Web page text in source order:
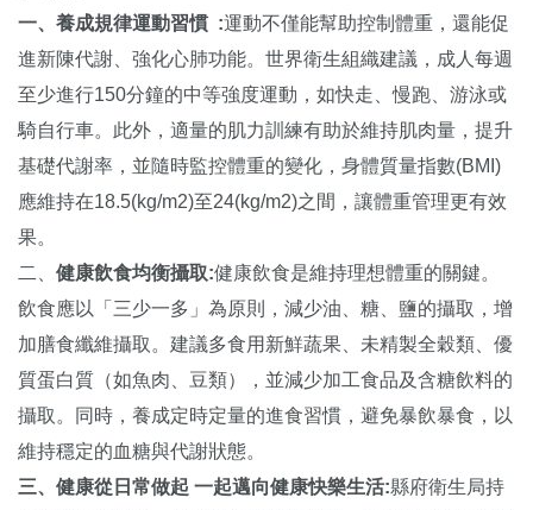
一、養成規律運動習慣 :運動不僅能幫助控制體重，還能促
進新陳代謝、強化心肺功能。世界衛生組織建議，成人每週
至少進行150分鐘的中等強度運動，如快走、慢跑、游泳或
騎自行車。此外，適量的肌力訓練有助於維持肌肉量，提升
基礎代謝率，並隨時監控體重的變化，身體質量指數(BMI)
應維持在18.5(kg/m2)至24(kg/m2)之間，讓體重管理更有效
果。
二、 健康飲食均衡攝取:健康飲食是維持理想體重的關鍵。
飲食應以「三少一多」為原則，減少油、糖、鹽的攝取，增
加膳食纖維攝取。建議多食用新鮮蔬果、未精製全穀類、優
質蛋白質（如魚肉、豆類），並減少加工食品及含糖飲料的
攝取。同時，養成定時定量的進食習慣，避免暴飲暴食，以
維持穩定的血糖與代謝狀態。
三、健康從日常做起 一起邁向健康快樂生活:縣府衛生局持